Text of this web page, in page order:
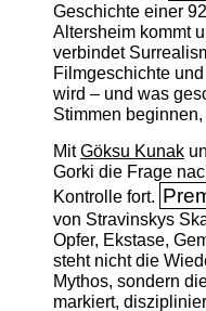
Geschichte einer
Altersheim kommt
verbindet
Filmgeschichte
wird – und was
Stimmen
MitGöksu Kunak
Gorki die Frage
Kontrolle fort.
von Stravinskys
Opfer, Ekstase,
steht nicht die
Mythos, sondern
markiert,